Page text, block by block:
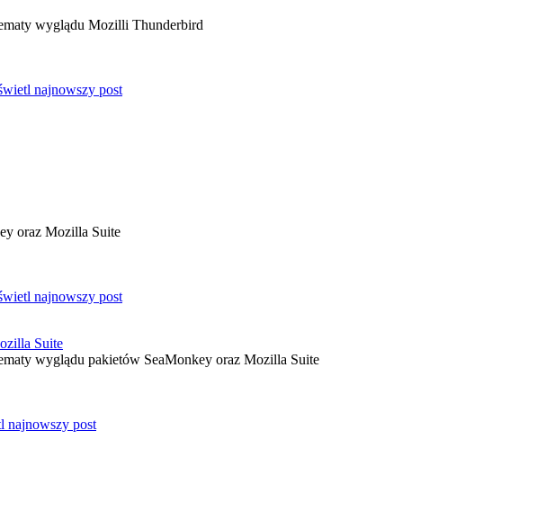
wyglądu Mozilli Thunderbird
oraz Mozilla Suite
Suite
wyglądu pakietów SeaMonkey oraz Mozilla Suite